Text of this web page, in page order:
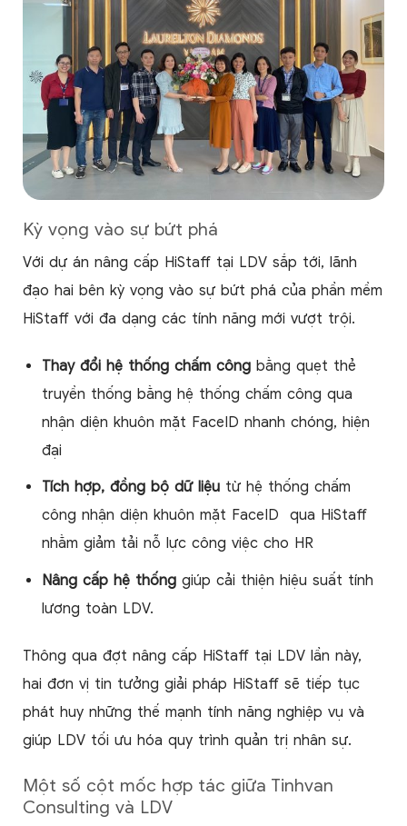
Kỳ vọng vào sự bứt phá
Với dự án nâng cấp HiStaff tại LDV sắp tới, lãnh
đạo hai bên kỳ vọng vào sự bứt phá của phần mềm
HiStaff với đa dạng các tính năng mới vượt trội.
Thay đổi hệ thống chấm côngbằng quẹt thẻ
truyền thống bằng hệ thống chấm công qua
nhận diện khuôn mặt FaceID nhanh chóng, hiện
đại
Tích hợp, đồng bộ dữ liệu từ hệ thống chấm
công nhận diện khuôn mặt FaceID qua HiStaff
nhằm giảm tải nỗ lực công việc cho HR
Nâng cấp hệ thống giúp cải thiện hiệu suất tính
lương toàn LDV.
Thông qua đợt nâng cấp HiStaff tại LDV lần này,
hai đơn vị tin tưởng giải pháp HiStaff sẽ tiếp tục
phát huy những thế mạnh tính năng nghiệp vụ và
giúp LDV tối ưu hóa quy trình quản trị nhân sự.
Một số cột mốc hợp tác giữa Tinhvan
Consulting và LDV